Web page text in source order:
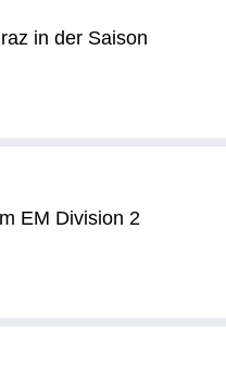
in der Saison
EM Division 2